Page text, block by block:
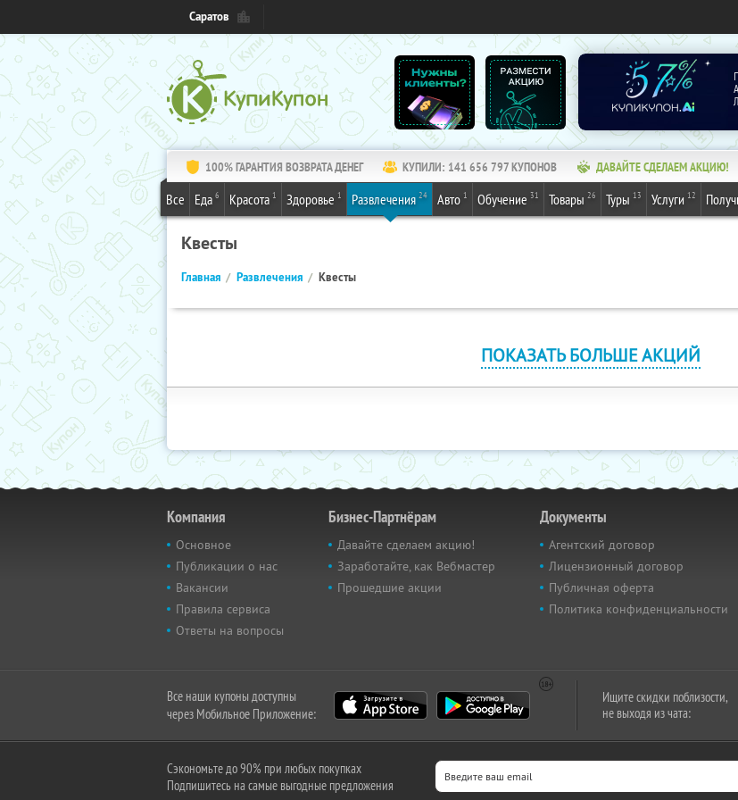
Саратов
100% ГАРАНТИЯ ВОЗВРАТА ДЕНЕГ КУПИЛИ: 141 656 797КУПОНОВ ДАВАЙТЕ СДЕЛАЕМ АКЦИЮ!
Все Еда 6 Красота 1 Здоровье 1 Развлечения 24 Авто 1 Обучение 31 Товары 26 Туры 13 Услуги 12
Квесты
Главная Развлечения Квесты
ПОКАЗАТЬ БОЛЬШЕ АКЦИЙ
Компания
Основное
Публикации о нас
Вакансии
Правила сервиса
Ответы на вопросы
Бизнес-Партнёрам
Давайте сделаем акцию!
Заработайте, как Вебмастер
Прошедшие акции
Документы
Агентский договор
Лицензионный договор
Публичная оферта
Политика конфиденциальности
Все наши купоны доступны
через Мобильное Приложение:
Ищите скидки поблизости,
не выходя из чата:
Сэкономьте до 90% при любых покупках
Подпишитесь на самые выгодные предложения